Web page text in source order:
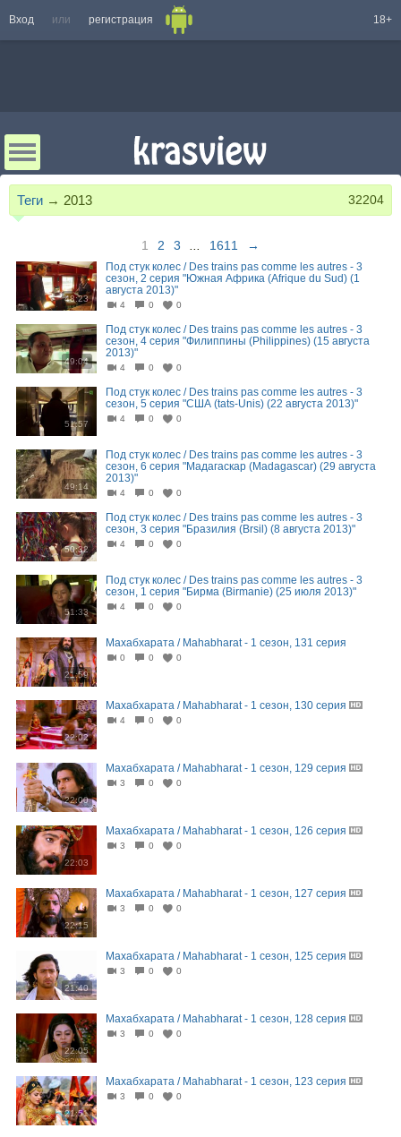
Вход или регистрация 18+
Теги → 2013 32204
1 2 3 1611 →
48:23
Под стук колес / Des trains pas comme les autres - 3
сезон, 2 серия "Южная Африка (Afrique du Sud) (1
августа 2013)"
4 0 0
49:04
Под стук колес / Des trains pas comme les autres - 3
сезон, 4 серия "Филиппины (Philippines) (15 августа
2013)"
4 0 0
51:57
Под стук колес / Des trains pas comme les autres - 3
сезон, 5 серия "США (tats-Unis) (22 августа 2013)"
4 0 0
49:14
Под стук колес / Des trains pas comme les autres - 3
сезон, 6 серия "Мадагаскар (Madagascar) (29 августа
2013)"
4 0 0
50:32
Под стук колес / Des trains pas comme les autres - 3
сезон, 3 серия "Бразилия (Brsil) (8 августа 2013)"
4 0 0
51:33
Под стук колес / Des trains pas comme les autres - 3
сезон, 1 серия "Бирма (Birmanie) (25 июля 2013)"
4 0 0
21:59
Махабхарата / Mahabharat - 1 сезон, 131 серия
0 0 0
22:02
Махабхарата / Mahabharat - 1 сезон, 130 серия
4 0 0
22:00
Махабхарата / Mahabharat - 1 сезон, 129 серия
3 0 0
22:03
Махабхарата / Mahabharat - 1 сезон, 126 серия
3 0 0
22:15
Махабхарата / Mahabharat - 1 сезон, 127 серия
3 0 0
21:40
Махабхарата / Mahabharat - 1 сезон, 125 серия
3 0 0
22:05
Махабхарата / Mahabharat - 1 сезон, 128 серия
3 0 0
21:51
Махабхарата / Mahabharat - 1 сезон, 123 серия
3 0 0